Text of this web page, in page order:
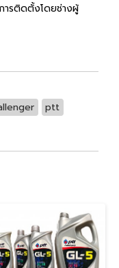
ารติดตั้งโดยช่างผู้
ptt